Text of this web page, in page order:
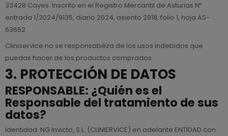
33428 Cayes. Inscrito en el Registro Mercantil de Asturias Nº
entrada 1/2024/8135, diario 2024, asiento 2918, folio 1, hoja AS-
63652
Cliniservice no se responsabiliza de los usos indebidos que
puedas hacer de los productos comprados.
3. PROTECCIÓN DE DATOS
RESPONSABLE: ¿Quién es el
Responsable del tratamiento de sus
datos?
Identidad: NG Invicto, S.L. (CLINIERVICE) en adelante ENTIDAD con